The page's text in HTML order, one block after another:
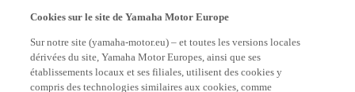
Cookies sur le site de Yamaha Motor Europe
Sur notre site (yamaha-motor.eu) – et toutes les versions locales
dérivées du site, Yamaha Motor Europes, ainsi que ses
établissements locaux et ses filiales, utilisent des cookies y
compris des technologies similaires aux cookies, comme